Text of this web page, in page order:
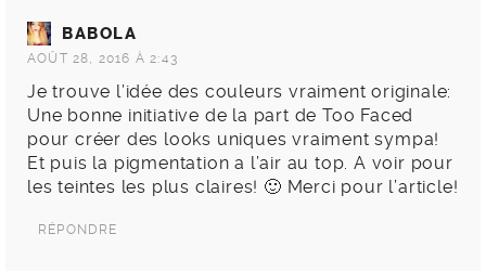
BABOLA
AOÛT 28, 2016 À 2:43
Je trouve l’idée des couleurs vraiment originale:
Une bonne initiative de la part de Too Faced
pour créer des looks uniques vraiment sympa!
Et puis la pigmentation a l’air au top. A voir pour
les teintes les plus claires! 🙂 Merci pour l’article!
RÉPONDRE